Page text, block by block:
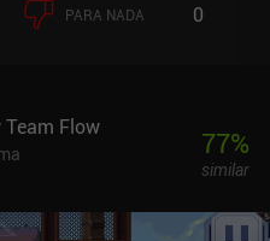
PARA NADA 0
Team Flow 77%
similar